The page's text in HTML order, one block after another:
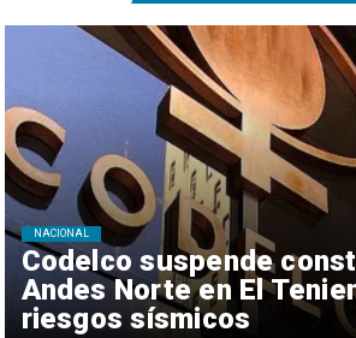
Codelco suspende
Andes Norte en El
riesgos sísmicos
NACIONAL